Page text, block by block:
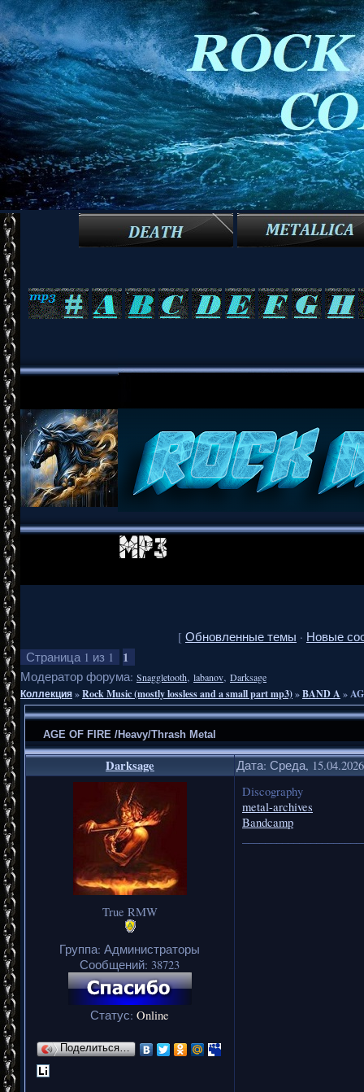
[ Обновленные темы · Новые
Страница 1 из 1 1
Модератор форума: Snaggletooth, labanov, Darksage
Коллекция»Rock Music (mostly lossless and a small part mp3)»BAND A »
AGE OF FIRE /Heavy/Thrash Metal
Darksage Дата: Среда,
True RMW
Группа: Администраторы
Сообщений: 38723
Статус:Online
Поделиться…
Discography
metal-archives
Bandcamp